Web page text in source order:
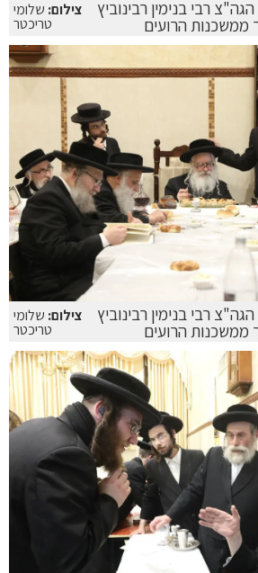
רבי בנימין רבינוביץ
ממשכנות הרועים
צילום: שלומי
טריכטר
רבי בנימין רבינוביץ
ממשכנות הרועים
צילום: שלומי
טריכטר